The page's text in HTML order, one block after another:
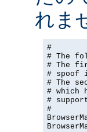
れま
#
# The
# The
# spoof
# The
# which
#
#